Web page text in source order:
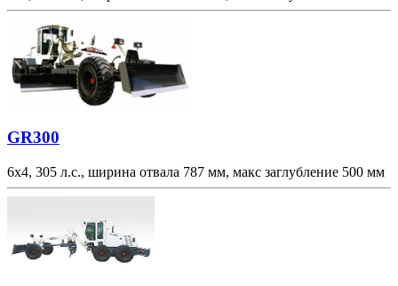
GR300
6х4, 305 л.с., ширина отвала 787 мм, макс заглубление 500 мм